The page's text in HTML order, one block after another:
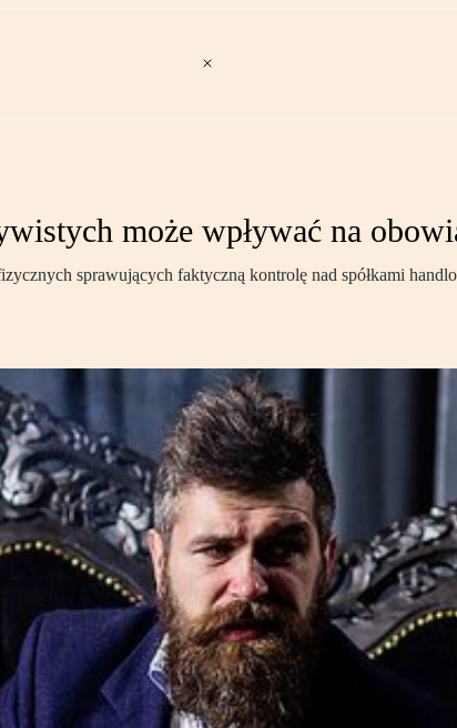
może wpływać na
sprawujących faktyczną kontrolę nad spółkami